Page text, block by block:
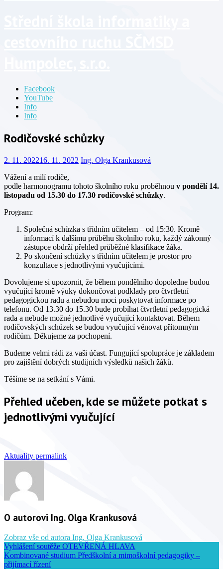
Facebook
YouTube
Info
Info
Rodičovské schůzky
2. 11. 202216. 11. 2022 Ing. Olga Krankusová
Vážení a milí rodiče,
podle harmonogramu tohoto školního roku proběhnou v pondělí 14.
listopadu od 15.30 do 17.30 rodičovské schůzky.
Program:
Společná schůzka s třídním učitelem – od 15:30. Kromě
informací k dalšímu průběhu školního roku, každý zákonný
zástupce obdrží přehled průběžné klasifikace žáka.
Po skončení schůzky s třídním učitelem je prostor pro
konzultace s jednotlivými vyučujícími.
Dovolujeme si upozornit, že během pondělního dopoledne budou
vyučující kromě výuky dokončovat podklady pro čtvrtletní
pedagogickou radu a nebudou moci poskytovat informace po
telefonu. Od 13.30 do 15.30 bude probíhat čtvrtletní pedagogická
rada a nebude možné jednotlivé vyučující kontaktovat. Během
rodičovských schůzek se budou vyučující věnovat přítomným
rodičům. Děkujeme za pochopení.
Budeme velmi rádi za vaši účast. Fungující spolupráce je základem
pro zajištění dobrých studijních výsledků našich žáků.
Těšíme se na setkání s Vámi.
Přehled učeben, kde se můžete potkat s
jednotlivými vyučující
Aktuality permalink
O autorovi Ing. Olga Krankusová
Zobraz vše od autora Ing. Olga Krankusová
Vyhlášení soutěže OTEVŘENÁ HLAVA
Kombinované studium Předškolní a mimoškolní pedagogiky –
přijímací řízení